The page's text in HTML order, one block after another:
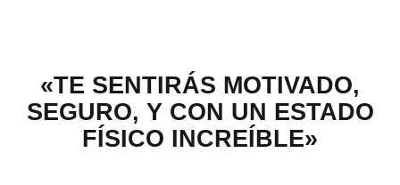
«TE SENTIRÁS MOTIVADO,
SEGURO, Y CON UN ESTADO
FÍSICO INCREÍBLE»